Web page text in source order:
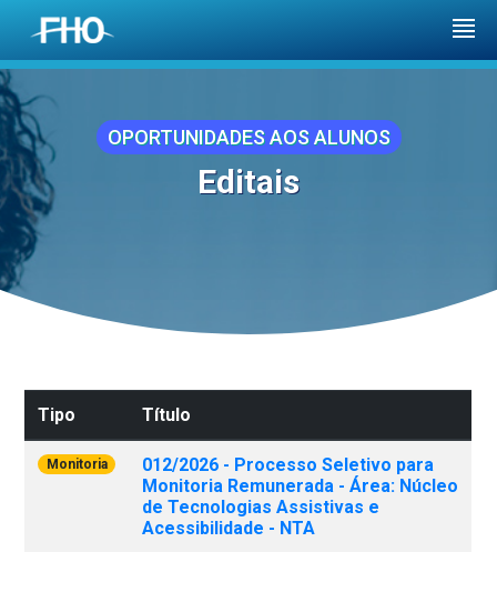
OPORTUNIDADES AOS ALUNOS
Editais
Tipo Título
Monitoria
012/2026 - Processo Seletivo para
Monitoria Remunerada - Área: Núcleo
de Tecnologias Assistivas e
Acessibilidade - NTA